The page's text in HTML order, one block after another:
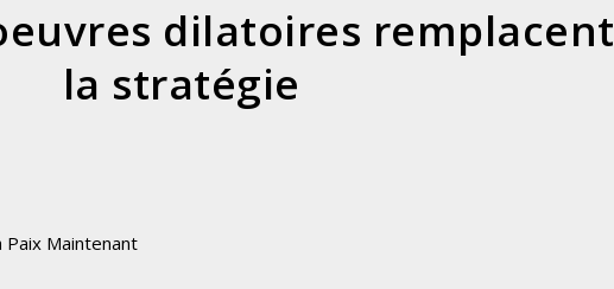
dilatoires remplacent
la stratégie
Paix Maintenant